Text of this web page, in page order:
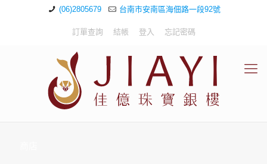
(06)2805679 台南市安南區海佃路一段92號
訂單查詢 結帳 登入 忘記密碼